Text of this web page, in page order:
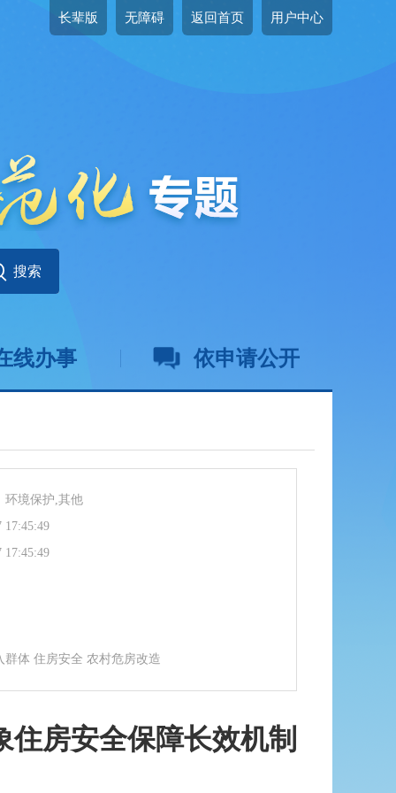
长辈版 无障碍 返回首页 用户中心
线办事 依申请公开
环境保护,其他
17:45:49
17:45:49
群体 住房安全 农村危房改造
房安全保障长效机制